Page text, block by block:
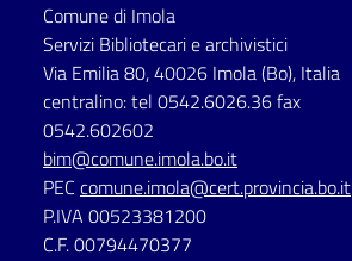
Comune di Imola
Servizi Bibliotecari e archivistici
Via Emilia 80, 40026 Imola (Bo), Italia
centralino: tel 0542.6026.36 fax
0542.602602
bim@comune.imola.bo.it
PEC comune.imola@cert.provincia.bo.it
P.IVA 00523381200
C.F. 00794470377